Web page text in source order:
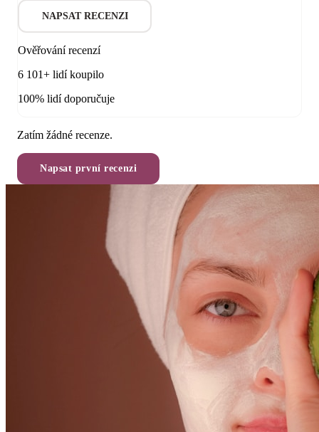
NAPSAT RECENZI
Ověřování recenzí
6 101+ lidí koupilo
100% lidí doporučuje
Zatím žádné recenze.
Napsat první recenzi